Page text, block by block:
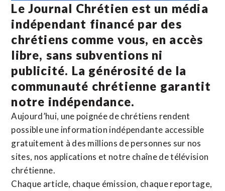
Le Journal Chrétien est un média
indépendant financé par des
chrétiens comme vous, en accès
libre, sans subventions ni
publicité. La générosité de la
communauté chrétienne garantit
notre indépendance.
Aujourd’hui, une poignée de chrétiens rendent
possible une information indépendante accessible
gratuitement à des millions de personnes sur nos
sites, nos applications et notre chaîne de télévision
chrétienne.
Chaque article, chaque émission, chaque reportage,